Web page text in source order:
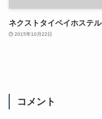
ネクストタイペイホステル
2015年10月22日
コメント